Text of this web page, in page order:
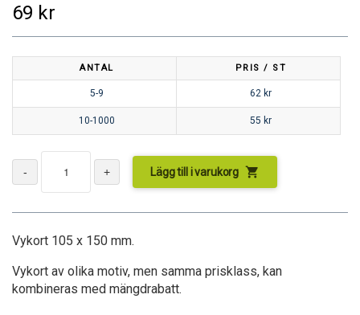
69 kr
ANTAL PRIS / ST
5-9 62 kr
10-1000 55 kr
Lägg till i varukorg shopping_cart
Vykort 105 x 150 mm.
Vykort av olika motiv, men samma prisklass, kan
kombineras med mängdrabatt.